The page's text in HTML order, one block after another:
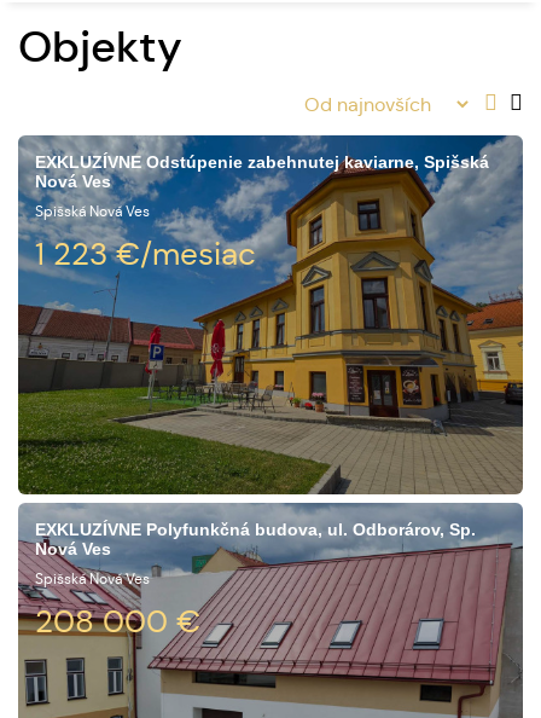
Objekty
EXKLUZÍVNE Odstúpenie zabehnutej kaviarne, Spišská
Nová Ves
Spišská Nová Ves
1 223€/mesiac
EXKLUZÍVNE Polyfunkčná budova, ul. Odborárov, Sp.
Nová Ves
Spišská Nová Ves
208 000 €